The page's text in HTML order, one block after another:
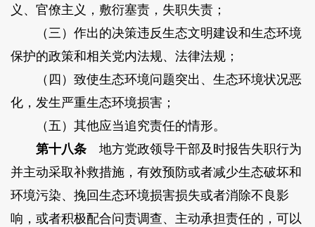
义、官僚主义，敷衍塞责，失职失责；
（三）作出的决策违反生态文明建设和生态环境
保护的政策和相关党内法规、法律法规；
（四）致使生态环境问题突出、生态环境状况恶
化，发生严重生态环境损害；
（五）其他应当追究责任的情形。
第十八条地方党政领导干部及时报告失职行为
并主动采取补救措施，有效预防或者减少生态破坏和
环境污染、挽回生态环境损害损失或者消除不良影
响，或者积极配合问责调查、主动承担责任的，可以